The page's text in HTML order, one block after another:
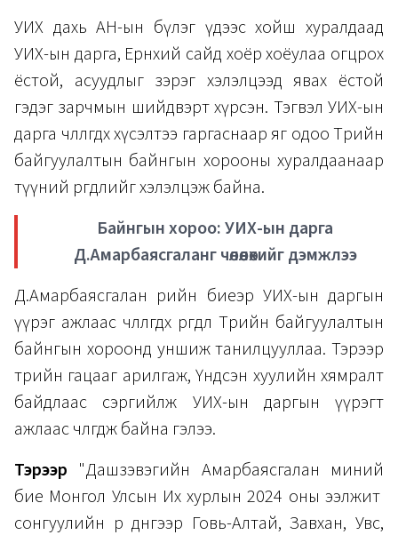
УИХ дахь АН-ын бүлэг үдээс хойш хуралдаад
УИХ-ын дарга, Ерөнхий сайд хоёр хоёулаа огцрох
ёстой, асуудлыг зэрэг хэлэлцээд явах ёстой
гэдэг зарчмын шийдвэрт хүрсэн. Тэгвэл УИХ-ын
дарга чөлөөлөгдөх хүсэлтээ гаргаснаар яг одоо Төрийн
байгуулалтын байнгын хорооны хуралдаанаар
түүний өргөдлийг хэлэлцэж байна.
Байнгын хороо: УИХ-ын дарга
Д.Амарбаясгаланг чөлөөлөхийг дэмжлээ
Д.Амарбаясгалан өөрийн биеэр УИХ-ын даргын
үүрэг ажлаас чөлөөлөгдөх өргөдлөө Төрийн байгуулалтын
байнгын хороонд уншиж танилцууллаа. Тэрээр
төрийн гацааг арилгаж, Үндсэн хуулийн хямралт
байдлаас сэргийлж УИХ-ын даргын үүрэгт
ажлаас чөлөөгдөж байна гэлээ.
Тэрээр "Дашзэвэгийн Амарбаясгалан миний
бие Монгол Улсын Их хурлын 2024 оны ээлжит
сонгуулийн үр дүнгээр Говь-Алтай, Завхан, Увс,